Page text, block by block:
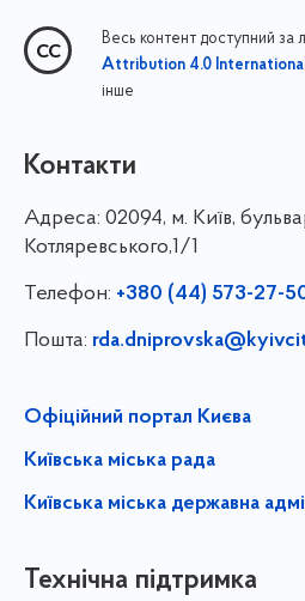
Весь контент доступний за
Attribution 4.0
інше
Контакти
Адреса: 02094, м. Київ,
Котляревського,1/1
Телефон: +380 (44) 573-27-
Пошта:
Офіційний портал Києва
Київська міська рада
Київська міська державна
Технічна підтримка